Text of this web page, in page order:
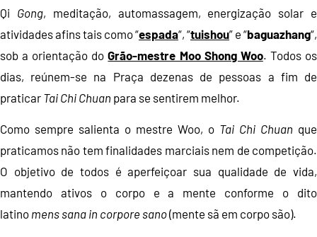
Qi Gong, meditação, automassagem, energização solar e
atividades afins tais como “espada“, “tuishou” e “baguazhang“,
sob a orientação doGrão-mestre Moo Shong Woo. Todos os
dias, reúnem-se na Praça dezenas de pessoas a fim de
praticar Tai Chi Chuan para se sentirem melhor.
Como sempre salienta o mestre Woo, o Tai Chi Chuan que
praticamos não tem finalidades marciais nem de competição.
O objetivo de todos é aperfeiçoar sua qualidade de vida,
mantendo ativos o corpo e a mente conforme o dito
latino mens sana in corpore sano(mente sã em corpo são).